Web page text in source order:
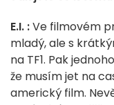
E.I. :Ve filmovém
mladý, ale s
na TF1. Pak
že musím jet na
americký film.